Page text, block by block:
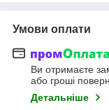
Умови оплати
Ви отримаєте
або гроші
Детальніше